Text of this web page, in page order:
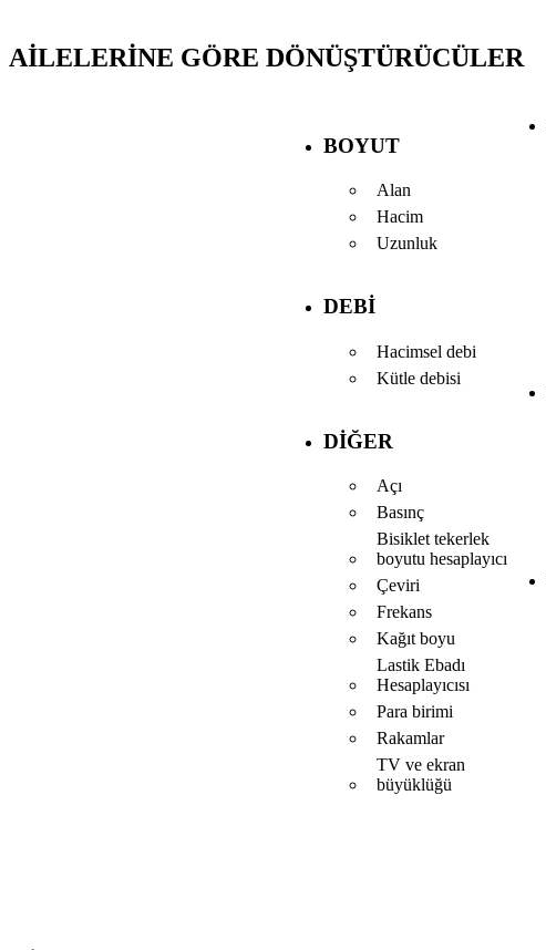
AILELERINE GÖRE DÖNÜŞTÜRÜCÜLER
BOYUT
Alan
Hacim
Uzunluk
DEBI
Hacimsel debi
Kütle debisi
DIĞER
Açı
Basınç
Bisiklet tekerlek
boyutu hesaplayıcı
Çeviri
Frekans
Kağıt boyu
Lastik Ebadı
Hesaplayıcısı
Para birimi
Rakamlar
TV ve ekran
büyüklüğü